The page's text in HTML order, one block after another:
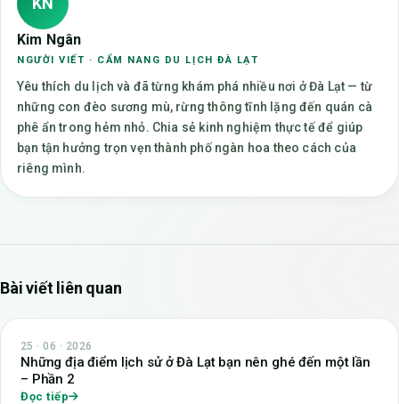
Kim Ngân
NGƯỜI VIẾT · CẨM NANG DU LỊCH ĐÀ LẠT
Yêu thích du lịch và đã từng khám phá nhiều nơi ở Đà Lạt — từ
những con đèo sương mù, rừng thông tĩnh lặng đến quán cà
phê ẩn trong hẻm nhỏ. Chia sẻ kinh nghiệm thực tế để giúp
bạn tận hưởng trọn vẹn thành phố ngàn hoa theo cách của
riêng mình.
Bài viết liên quan
25 · 06 · 2026
Những địa điểm lịch sử ở Đà Lạt bạn nên ghé đến một lần
– Phần 2
Đọc tiếp